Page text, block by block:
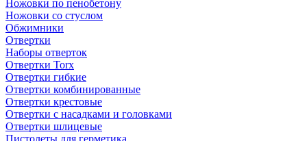
Ножовки по пенобетону
Ножовки со стуслом
Обжимники
Отвертки
Наборы отверток
Отвертки Torx
Отвертки гибкие
Отвертки комбинированные
Отвертки крестовые
Отвертки с насадками и головками
Отвертки шлицевые
Пистолеты для герметика